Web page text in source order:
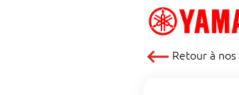
Retour à nos